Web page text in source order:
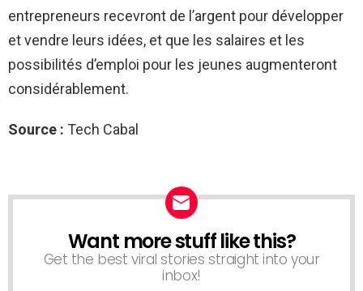
entrepreneurs recevront de l’argent pour développer
et vendre leurs idées, et que les salaires et les
possibilités d’emploi pour les jeunes augmenteront
considérablement.
Source : Tech Cabal
NEWSLETTER
Want more stuff like this?
Get the best viral stories straight into your
inbox!